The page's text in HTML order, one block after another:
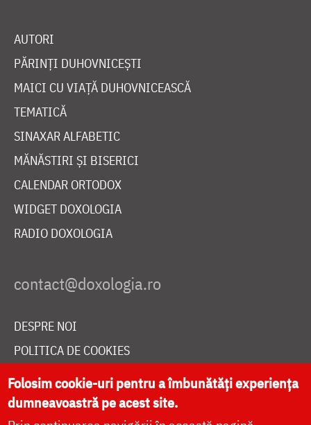
AUTORI
PĂRINȚI DUHOVNICEȘTI
MAICI CU VIAȚĂ DUHOVNICEASCĂ
TEMATICĂ
SINAXAR ALFABETIC
MĂNĂSTIRI ȘI BISERICI
CALENDAR ORTODOX
WIDGET DOXOLOGIA
RADIO DOXOLOGIA
DESPRE NOI
POLITICA DE COOKIES
DONEAZĂ ONLINE PENTRU CATEDRALA NAȚIONALĂ
Folosim cookie-uri pentru a îmbunătăți experiența
dumneavoastră pe acest site.